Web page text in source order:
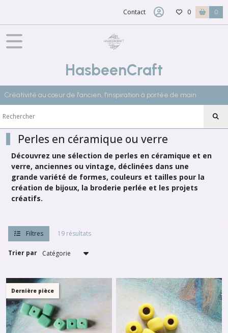
Contact 0 0
HasbeenCraft
Créativité au cœur de l'ancien, l'inspiration à portée de main
Perles en céramique ou verre
Découvrez une sélection de perles en céramique et en
verre, anciennes ou vintage, déclinées dans une
grande variété de formes, couleurs et tailles pour la
création de bijoux, la broderie perlée et les projets
créatifs.
Filtres 19 résultats
Trier par
Dernière pièce
FILTRES
TEXTILES
ANCIENS
&
Perles
Emaux
de
Briare
(10)
Perles
de
Rocaille
(7)
Perles
en
céramique
ou
verre
(19)